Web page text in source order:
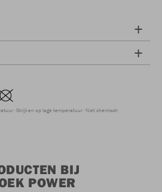
Strijken op lage temperatuur Niet chemisch
BIJ
POWER